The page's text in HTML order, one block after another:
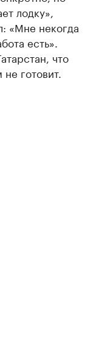
лодку»,
«Мне некогда
есть».
что
готовит.